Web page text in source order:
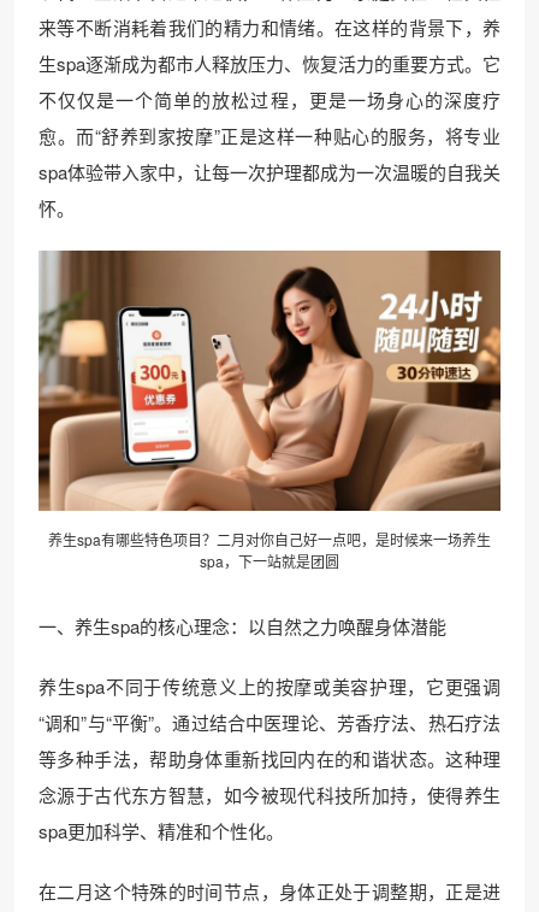
来等不断消耗着我们的精力和情绪。在这样的背景下，养
生spa逐渐成为都市人释放压力、恢复活力的重要方式。它
不仅仅是一个简单的放松过程，更是一场身心的深度疗
愈。而“舒养到家按摩”正是这样一种贴心的服务，将专业
spa体验带入家中，让每一次护理都成为一次温暖的自我关
怀。
养生spa有哪些特色项目？二月对你自己好一点吧，是时候来一场养生
spa，下一站就是团圆
一、养生spa的核心理念：以自然之力唤醒身体潜能
养生spa不同于传统意义上的按摩或美容护理，它更强调
“调和”与“平衡”。通过结合中医理论、芳香疗法、热石疗法
等多种手法，帮助身体重新找回内在的和谐状态。这种理
念源于古代东方智慧，如今被现代科技所加持，使得养生
spa更加科学、精准和个性化。
在二月这个特殊的时间节点，身体正处于调整期，正是进